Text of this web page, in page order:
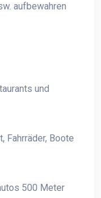
aufbewahren
und
Fahrräder, Boote
500 Meter